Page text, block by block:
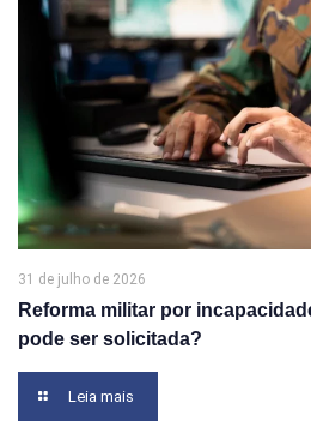
31 de julho de 2026
Reforma militar por
pode ser solicitada?
Leia mais